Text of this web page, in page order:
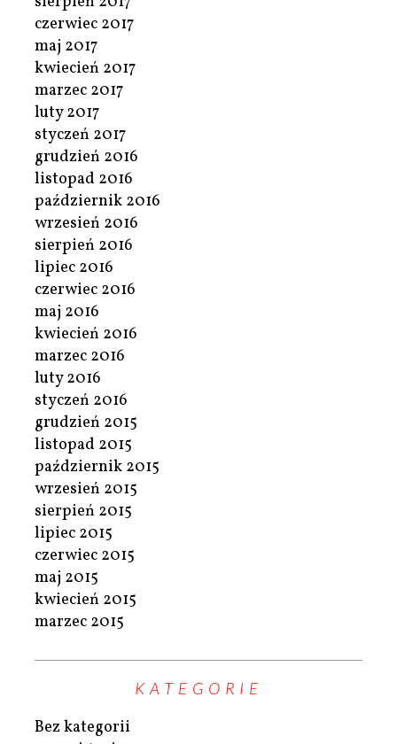
czerwiec 2017
maj 2017
kwiecień 2017
marzec 2017
luty 2017
styczeń 2017
grudzień 2016
listopad 2016
październik 2016
wrzesień 2016
sierpień 2016
lipiec 2016
czerwiec 2016
maj 2016
kwiecień 2016
marzec 2016
luty 2016
styczeń 2016
grudzień 2015
listopad 2015
październik 2015
wrzesień 2015
sierpień 2015
lipiec 2015
czerwiec 2015
maj 2015
kwiecień 2015
marzec 2015
KATEGORIE
Bez kategorii